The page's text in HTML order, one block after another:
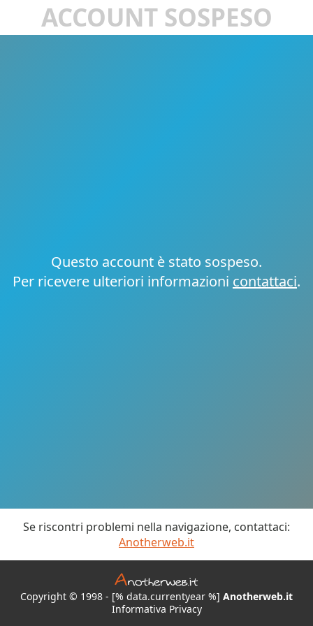
ACCOUNT SOSPESO
Questo account è stato sospeso.
Per ricevere ulteriori informazioni contattaci.
Se riscontri problemi nella navigazione, contattaci:
Anotherweb.it
Copyright © 1998 - [% data.currentyear %] Anotherweb.it
Informativa Privacy